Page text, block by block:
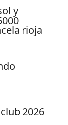
rioja
2026